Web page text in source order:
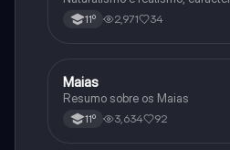
personagens e contexto
11º 2,971 34
Português
Maias
Resumo sobre os Maias
11º 3,634 92